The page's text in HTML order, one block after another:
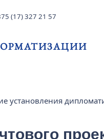
(17) 327 21 57
установления